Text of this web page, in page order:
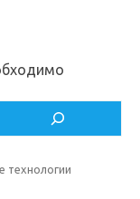
технологии